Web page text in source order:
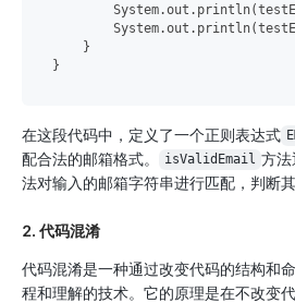
    }
在这段代码中，定义了一个正则表达式
配合法的邮箱格式。
isValidEmail 方法
法对输入的邮箱字符串进行匹配，判断
2. 代码混淆
代码混淆是一种通过改变代码的结构和
程和理解的技术。它的原理是在不改变